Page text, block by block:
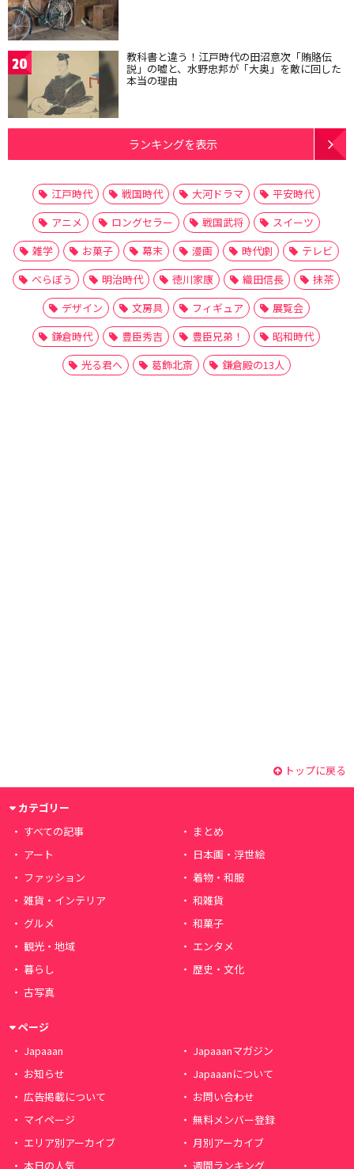
20 教科書と違う！江戸時代の田沼意次「賄賂伝
説」の嘘と、水野忠邦が「大奥」を敵に回した
本当の理由
ランキングを表示
江戸時代 戦国時代 大河ドラマ
平安時代
アニメ
ロングセラー 戦国武将
スイーツ
雑学
お菓子 幕末 漫画 時代劇
テレビ
べらぼう
明治時代 徳川家康 織田信長
抹茶
デザイン
文房具 フィギュア
展覧会
鎌倉時代
豊臣秀吉 豊臣兄弟！
昭和時代
光る君へ
葛飾北斎 鎌倉殿の13人
トップに戻る
カテゴリー
すべての記事
まとめ
アート
日本画・浮世絵
ファッション
着物・和服
雑貨・インテリア
和雑貨
グルメ
和菓子
観光・地域
エンタメ
暮らし
歴史・文化
古写真
ページ
Japaaan
Japaaanマガジン
お知らせ
Japaaanについて
広告掲載について
お問い合わせ
マイページ
無料メンバー登録
エリア別アーカイブ
月別アーカイブ
本日の人気
週間ランキング